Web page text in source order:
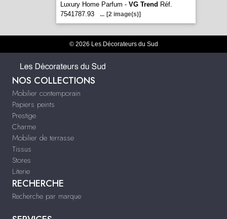
Luxury Home Parfum - VG Trend Réf.
7541787.93
... [2 image(s)]
© 2026 Les Décorateurs du Sud
NOS COLLECTIONS
Mobilier contemporain
Papiers peints
Prestige
Charme
Mobilier de terrasse
Tissus
Stores
Literie
RECHERCHE
Recherche par marque